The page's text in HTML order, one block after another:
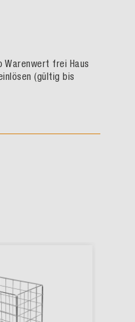
frei Haus
(gültig bis